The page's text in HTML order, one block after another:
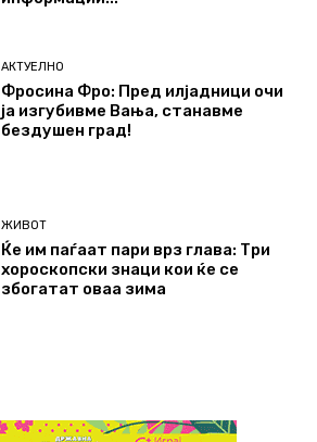
АКТУЕЛНО
Фросина Фро: Пред илјадници очи
ја изгубивме Вања, станавме
бездушен град!
ЖИВОТ
Ќе им паѓаат пари врз глава: Три
хороскопски знаци кои ќе се
збогатат оваа зима